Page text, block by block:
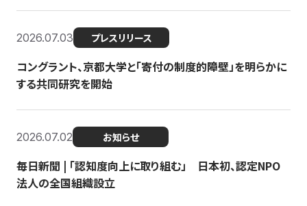
2026.07.03 プレスリリース
コングラント、京都大学と「寄付の制度的障壁」を明らかに
する共同研究を開始
2026.07.02 お知らせ
毎日新聞 | 「認知度向上に取り組む」 日本初、認定NPO
法人の全国組織設立